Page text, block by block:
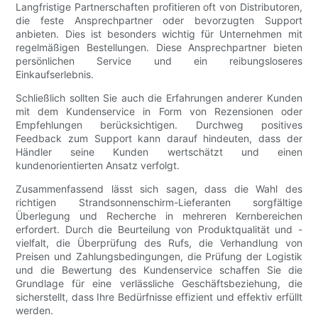
Langfristige Partnerschaften profitieren oft von Distributoren,
die feste Ansprechpartner oder bevorzugten Support
anbieten. Dies ist besonders wichtig für Unternehmen mit
regelmäßigen Bestellungen. Diese Ansprechpartner bieten
persönlichen Service und ein reibungsloseres
Einkaufserlebnis.
Schließlich sollten Sie auch die Erfahrungen anderer Kunden
mit dem Kundenservice in Form von Rezensionen oder
Empfehlungen berücksichtigen. Durchweg positives
Feedback zum Support kann darauf hindeuten, dass der
Händler seine Kunden wertschätzt und einen
kundenorientierten Ansatz verfolgt.
Zusammenfassend lässt sich sagen, dass die Wahl des
richtigen Strandsonnenschirm-Lieferanten sorgfältige
Überlegung und Recherche in mehreren Kernbereichen
erfordert. Durch die Beurteilung von Produktqualität und -
vielfalt, die Überprüfung des Rufs, die Verhandlung von
Preisen und Zahlungsbedingungen, die Prüfung der Logistik
und die Bewertung des Kundenservice schaffen Sie die
Grundlage für eine verlässliche Geschäftsbeziehung, die
sicherstellt, dass Ihre Bedürfnisse effizient und effektiv erfüllt
werden.